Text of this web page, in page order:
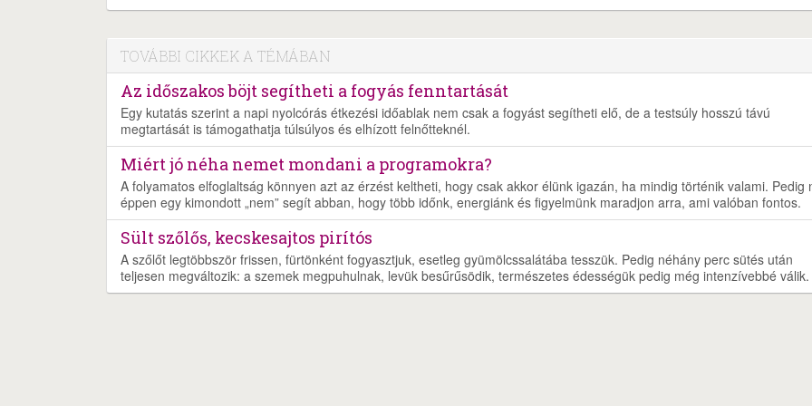
TOVÁBBI CIKKEK A TÉMÁBAN
Az időszakos böjt segítheti a fogyás fenntartását
Egy kutatás szerint a napi nyolcórás étkezési időablak nem csak a fogyást segítheti elő, de a testsúly hosszú távú
megtartását is támogathatja túlsúlyos és elhízott felnőtteknél.
Miért jó néha nemet mondani a programokra?
A folyamatos elfoglaltság könnyen azt az érzést keltheti, hogy csak akkor élünk igazán, ha mindig történik valami. Pedig
éppen egy kimondott „nem” segít abban, hogy több időnk, energiánk és figyelmünk maradjon arra, ami valóban fontos.
Sült szőlős, kecskesajtos pirítós
A szőlőt legtöbbször frissen, fürtönként fogyasztjuk, esetleg gyümölcssalátába tesszük. Pedig néhány perc sütés után
teljesen megváltozik: a szemek megpuhulnak, levük besűrűsödik, természetes édességük pedig még intenzívebbé válik.